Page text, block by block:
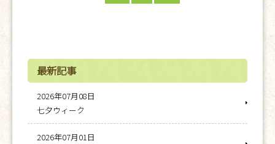
最新記事
2026年07月08日
七夕ウィーク
2026年07月01日